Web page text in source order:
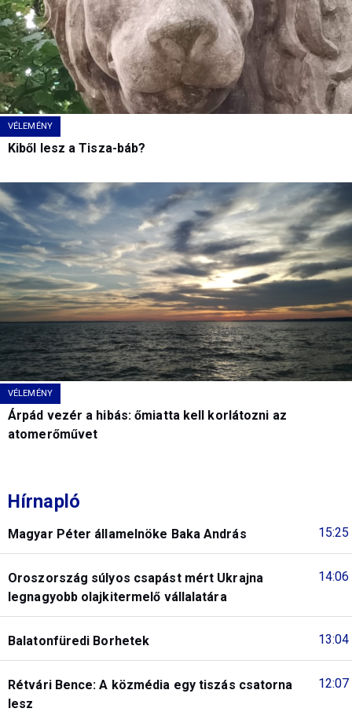
VÉLEMÉNY
Kiből lesz a Tisza-báb?
VÉLEMÉNY
Árpád vezér a hibás: őmiatta kell korlátozni az
atomerőművet
Hírnapló
15:25
Magyar Péter államelnöke Baka András
14:06
Oroszország súlyos csapást mért Ukrajna
legnagyobb olajkitermelő vállalatára
13:04
Balatonfüredi Borhetek
12:07
Rétvári Bence: A közmédia egy tiszás csatorna
lesz